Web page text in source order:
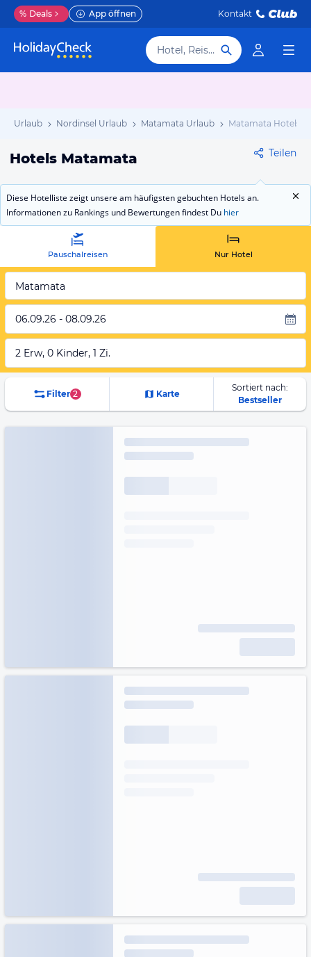
% Deals App öffnen Kontakt
Hotel, Reiseziel
Urlaub Nordinsel Urlaub Matamata Urlaub Matamata Hotels
Hotels Matamata Teilen
Diese Hotelliste zeigt unsere am häufigsten gebuchten Hotels an.
Informationen zu Rankings und Bewertungen findest Du hier
Pauschalreisen Nur Hotel
Matamata
06.09.26 - 08.09.26
2 Erw, 0 Kinder, 1 Zi.
Filter 2 Karte
Sortiert nach:
Bestseller